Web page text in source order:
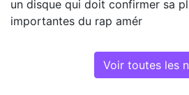
un disque qui doit confirmer sa
importantes du rap amér
Voir toutes les